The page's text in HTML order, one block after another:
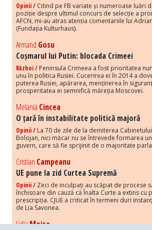
Opinii / Citind pe FB variate și numeroase luări
poziție despre ultimul concurs de selecție a
AFCN, mi-au atras atenția comentariile lui
(Fundația Kulturhaus).
Armand Gosu
Coșmarul lui Putin: blocada Crimeei
Război / Peninsula Crimeea a fost prioritatea
unu în politica Rusiei. Cucerirea ei în 2014 a
puterea Rusiei, apărarea, menținerea în
prosperitatea ei semnifică măreția Moscovei.
Melania Cincea
O țară în instabilitate politică majoră
Opinii / La 70 de zile de la demiterea Cabinetului
Bolojan, nici măcar nu se întrevede formarea
guvern, care să fie sprijinit de o majoritate
Cristian Campeanu
UE pune la zid Curtea Supremă
Opinii / Zeci de inculpați au scăpat de procese
închisoare din cauză că Înalta Curte a extins cu
prescripția. CJUE a criticat în termeni duri
de Lia Savonea.
LidiaMoise